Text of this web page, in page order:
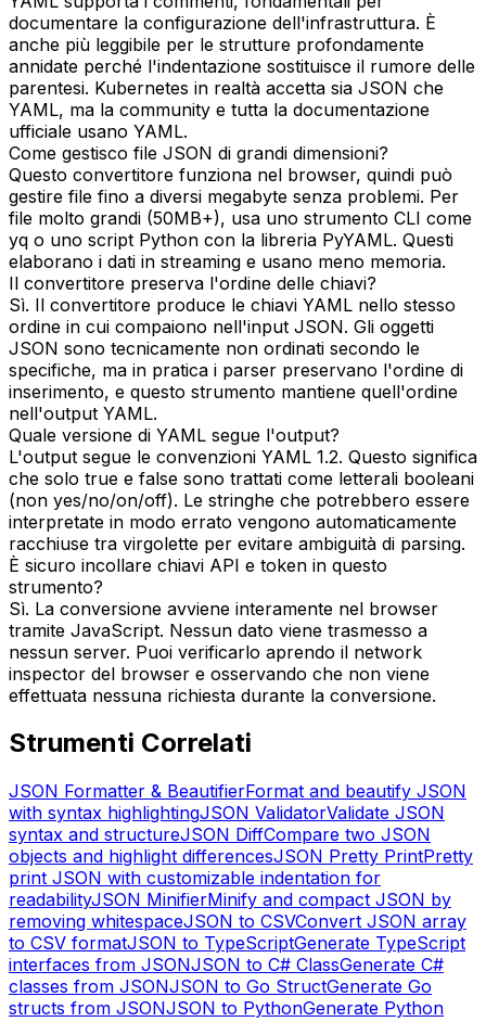
documentare la configurazione dell'infrastruttura. È
anche più leggibile per le strutture profondamente
annidate perché l'indentazione sostituisce il rumore delle
parentesi. Kubernetes in realtà accetta sia JSON che
YAML, ma la community e tutta la documentazione
ufficiale usano YAML.
Come gestisco file JSON di grandi dimensioni?
Questo convertitore funziona nel browser, quindi può
gestire file fino a diversi megabyte senza problemi. Per
file molto grandi (50MB+), usa uno strumento CLI come
yq o uno script Python con la libreria PyYAML. Questi
elaborano i dati in streaming e usano meno memoria.
Il convertitore preserva l'ordine delle chiavi?
Sì. Il convertitore produce le chiavi YAML nello stesso
ordine in cui compaiono nell'input JSON. Gli oggetti
JSON sono tecnicamente non ordinati secondo le
specifiche, ma in pratica i parser preservano l'ordine di
inserimento, e questo strumento mantiene quell'ordine
nell'output YAML.
Quale versione di YAML segue l'output?
L'output segue le convenzioni YAML 1.2. Questo significa
che solo true e false sono trattati come letterali booleani
(non yes/no/on/off). Le stringhe che potrebbero essere
interpretate in modo errato vengono automaticamente
racchiuse tra virgolette per evitare ambiguità di parsing.
È sicuro incollare chiavi API e token in questo
strumento?
Sì. La conversione avviene interamente nel browser
tramite JavaScript. Nessun dato viene trasmesso a
nessun server. Puoi verificarlo aprendo il network
inspector del browser e osservando che non viene
effettuata nessuna richiesta durante la conversione.
Strumenti Correlati
JSON Formatter & BeautifierFormat and beautify JSON
with syntax highlightingJSON ValidatorValidate JSON
syntax and structureJSON DiffCompare two JSON
objects and highlight differencesJSON Pretty PrintPretty
print JSON with customizable indentation for
readabilityJSON MinifierMinify and compact JSON by
removing whitespaceJSON to CSVConvert JSON array
to CSV formatJSON to TypeScriptGenerate TypeScript
interfaces from JSONJSON to C# ClassGenerate C#
classes from JSONJSON to Go StructGenerate Go
structs from JSONJSON to PythonGenerate Python